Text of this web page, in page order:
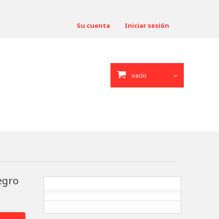
Iniciar sesión
Su cuenta
vacío